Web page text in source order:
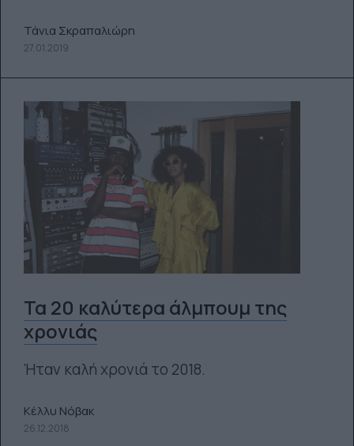
Τάνια Σκραπαλιώρη
27.01.2019
Τα 20 καλύτερα άλμπουμ της
χρονιάς
Ήταν καλή χρονιά το 2018.
Κέλλυ Νόβακ
26.12.2018